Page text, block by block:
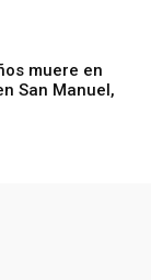
muere en
San Manuel,